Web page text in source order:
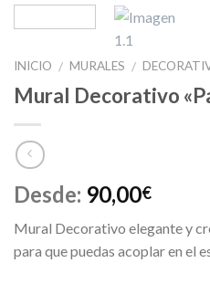
INICIO / MURALES /
Mural Decorativo
Desde: 90,00€
Mural Decorativo elegante y
para que puedas acoplar en el